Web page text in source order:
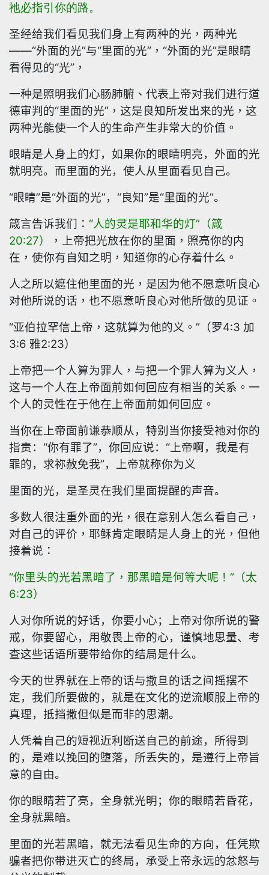
祂必指引你的路。
圣经给我们看见我们身上有两种的光，两种光
——“外面的光”与“里面的光”，“外面的光”是眼睛
看得见的“光”，
一种是照明我们心肠肺腑、代表上帝对我们进行道
德审判的“里面的光”，这是良知所发出来的光，这
两种光能使一个人的生命产生非常大的价值。
眼睛是人身上的灯，如果你的眼睛明亮，外面的光
就明亮。而里面的光，使人从里面看见自己。
“眼睛”是“外面的光”，“良知”是“里面的光”。
箴言告诉我们： “人的灵是耶和华的灯”（箴
20:27）
，上帝把光放在你的里面，照亮你的内
在，使你有自知之明，知道你的心存着什么。
人之所以遮住他里面的光，是因为他不愿意听良心
对他所说的话，也不愿意听良心对他所做的见证。
“亚伯拉罕信上帝，这就算为他的义。”（罗4:3 加
3:6 雅2:23）
上帝把一个人算为罪人，与把一个罪人算为义人，
这与一个人在上帝面前如何回应有相当的关系。一
个人的灵性在于他在上帝面前如何回应。
当你在上帝面前谦恭顺从，特别当你接受祂对你的
指责：“你有罪了”，你回应说：“上帝啊，我是有
罪的，求祢赦免我”，上帝就称你为义
里面的光，是圣灵在我们里面提醒的声音。
多数人很注重外面的光，很在意别人怎么看自己，
对自己的评价，耶稣肯定眼睛是人身上的光，但他
接着说：
“你里头的光若黑暗了，那黑暗是何等大呢！”（太
6:23）
人对你所说的好话，你要小心；上帝对你所说的警
戒，你要留心，用敬畏上帝的心，谨慎地思量、考
查这些话语所要带给你的结局是什么。
今天的世界就在上帝的话与撒旦的话之间摇摆不
定，我们所要做的，就是在文化的逆流顺服上帝的
真理，抵挡撒但似是而非的思潮。
人凭着自己的短视近利断送自己的前途，所得到
的，是难以挽回的堕落，所丢失的，是遵行上帝旨
意的自由。
你的眼睛若了亮，全身就光明；你的眼睛若昏花，
全身就黑暗。
里面的光若黑暗，就无法看见生命的方向，任凭欺
骗者把你带进灭亡的终局，承受上帝永远的忿怒与